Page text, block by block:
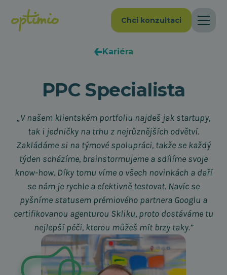
Chci konzultaci
Kariéra
PPC Specialista
„V našem klientském portfoliu najdeš jak startupy,
tak i jedničky na trhu z nejrůznějších odvětví.
Zakládáme si na týmové spolupráci, takže se každý
týden scházíme, brainstormujeme a sdílíme svoje
know-how. Díky tomu víme o všech novinkách a daří
se nám je rychle a efektivně testovat. Navíc se
pyšníme statusem prémiového partnera Googlu a
certifikovanou agenturou Skliku, proto dostáváme tu
nejlepší péči, kterou můžeš mít brzy taky.”